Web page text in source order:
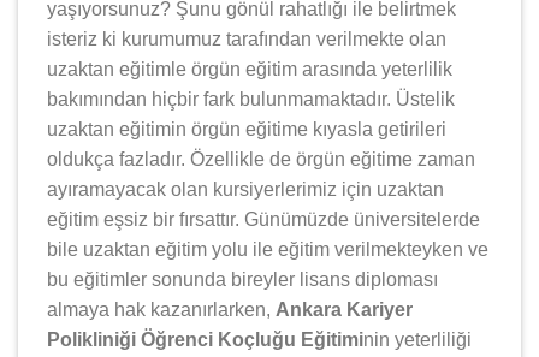
yaşıyorsunuz? Şunu gönül rahatlığı ile belirtmek
isteriz ki kurumumuz tarafından verilmekte olan
uzaktan eğitimle örgün eğitim arasında yeterlilik
bakımından hiçbir fark bulunmamaktadır. Üstelik
uzaktan eğitimin örgün eğitime kıyasla getirileri
oldukça fazladır. Özellikle de örgün eğitime zaman
ayıramayacak olan kursiyerlerimiz için uzaktan
eğitim eşsiz bir fırsattır. Günümüzde üniversitelerde
bile uzaktan eğitim yolu ile eğitim verilmekteyken ve
bu eğitimler sonunda bireyler lisans diploması
almaya hak kazanırlarken, Ankara Kariyer
Polikliniği Öğrenci Koçluğu Eğitiminin yeterliliği